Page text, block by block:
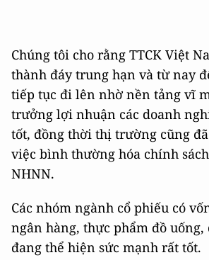
Chúng tôi cho rằng TTCK Việt
thành đáy trung hạn và từ nay
tiếp tục đi lên nhờ nền tảng vĩ
trưởng lợi nhuận các doanh
tốt, đồng thời thị trường cũng
việc bình thường hóa chính
NHNN.
Các nhóm ngành cổ phiếu có
ngân hàng, thực phẩm đồ
đang thể hiện sức mạnh rất tốt.